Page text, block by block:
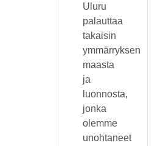
Uluru
palauttaa
takaisin
ymmärryksen
maasta
ja
luonnosta,
jonka
olemme
unohtaneet